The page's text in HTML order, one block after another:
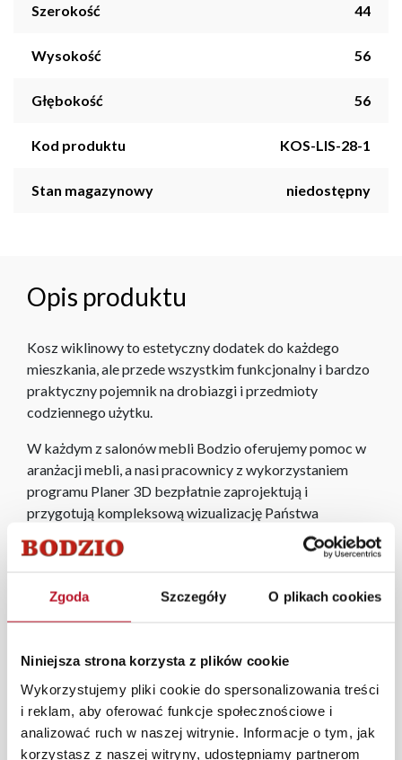
Zgoda Szczegóły O plikach cookies
Niniejsza strona korzysta z plików cookie
Wykorzystujemy pliki cookie do spersonalizowania treści
i reklam, aby oferować funkcje społecznościowe i
analizować ruch w naszej witrynie. Informacje o tym, jak
korzystasz z naszej witryny, udostępniamy partnerom
Szerokość 44
Wysokość 56
Głębokość 56
Kod produktu KOS-LIS-28-1
Stan magazynowy niedostępny
Opis produktu
Kosz wiklinowy to estetyczny dodatek do każdego
mieszkania, ale przede wszystkim funkcjonalny i bardzo
praktyczny pojemnik na drobiazgi i przedmioty
codziennego użytku.
W każdym z salonów mebli Bodzio oferujemy pomoc w
aranżacji mebli, a nasi pracownicy z wykorzystaniem
programu Planer 3D bezpłatnie zaprojektują i
przygotują kompleksową wizualizację Państwa
pomieszczenia wraz z wyceną. Każde zamówienie
złożone w sklepie stacjonarnym dostarczymy do 3 dni
zamówień internetowych czas dostawy wynosi do 5 dni
roboczych, również na terenie całego kraju. Wszystkie
niezależnie od miejsca złożenia zamówienia.
Zdjęcia produktów mają charakter poglądowy.
Rzeczywiste kolory i struktura materiałów mogą różnić
się od widocznych na ekranie, zależnie od ustawień
monitora, rodzaju wyświetlacza i oświetlenia.